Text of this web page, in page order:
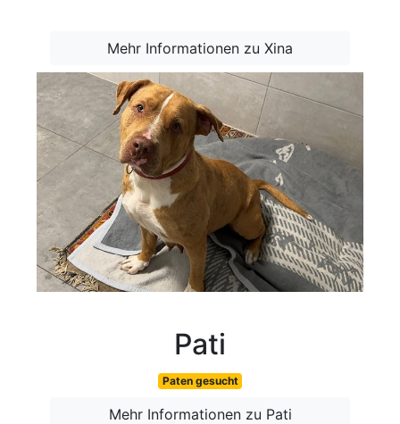
Mehr Informationen zu Xina
Pati
Paten gesucht
Mehr Informationen zu Pati